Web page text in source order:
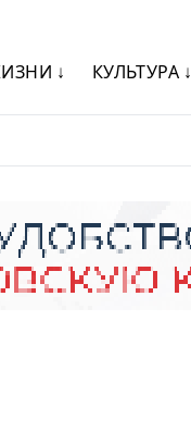
↓ КУЛЬТУРА ↓